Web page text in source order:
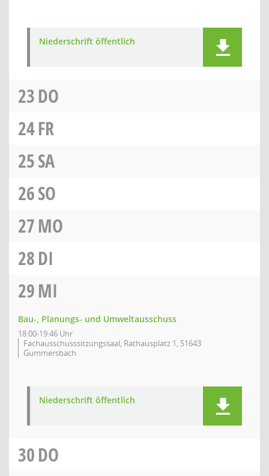
Niederschrift öffentlich
23DO
24FR
25SA
26SO
27MO
28DI
29MI
Bau-, Planungs- und Umweltausschuss
18:00-19:46 Uhr
Fachausschusssitzungssaal, Rathausplatz 1, 51643
Gummersbach
Niederschrift öffentlich
30DO